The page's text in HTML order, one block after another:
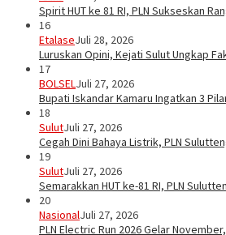
Spirit HUT ke 81 RI, PLN Sukseskan
16
EtalaseJuli 28, 2026
Luruskan Opini, Kejati Sulut Ungkap
17
BOLSELJuli 27, 2026
Bupati Iskandar Kamaru Ingatkan 3
18
SulutJuli 27, 2026
Cegah Dini Bahaya Listrik, PLN
19
SulutJuli 27, 2026
Semarakkan HUT ke-81 RI, PLN
20
NasionalJuli 27, 2026
PLN Electric Run 2026 Gelar